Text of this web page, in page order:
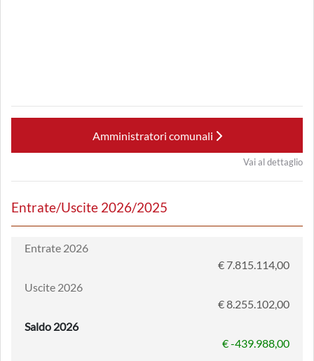
Amministratori comunali
Vai al dettaglio
Entrate/Uscite 2026/2025
Entrate 2026
€ 7.815.114,00
Uscite 2026
€ 8.255.102,00
Saldo 2026
€ -439.988,00